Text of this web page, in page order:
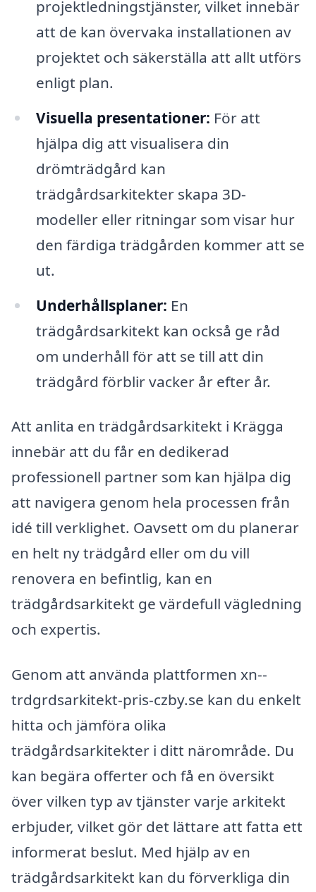
projektledningstjänster, vilket innebär
att de kan övervaka installationen av
projektet och säkerställa att allt utförs
enligt plan.
Visuella presentationer: För att
hjälpa dig att visualisera din
drömträdgård kan
trädgårdsarkitekter skapa 3D-
modeller eller ritningar som visar hur
den färdiga trädgården kommer att se
ut.
Underhållsplaner: En
trädgårdsarkitekt kan också ge råd
om underhåll för att se till att din
trädgård förblir vacker år efter år.
Att anlita en trädgårdsarkitekt i Krägga
innebär att du får en dedikerad
professionell partner som kan hjälpa dig
att navigera genom hela processen från
idé till verklighet. Oavsett om du planerar
en helt ny trädgård eller om du vill
renovera en befintlig, kan en
trädgårdsarkitekt ge värdefull vägledning
och expertis.
Genom att använda plattformen xn--
trdgrdsarkitekt-pris-czby.se kan du enkelt
hitta och jämföra olika
trädgårdsarkitekter i ditt närområde. Du
kan begära offerter och få en översikt
över vilken typ av tjänster varje arkitekt
erbjuder, vilket gör det lättare att fatta ett
informerat beslut. Med hjälp av en
trädgårdsarkitekt kan du förverkliga din